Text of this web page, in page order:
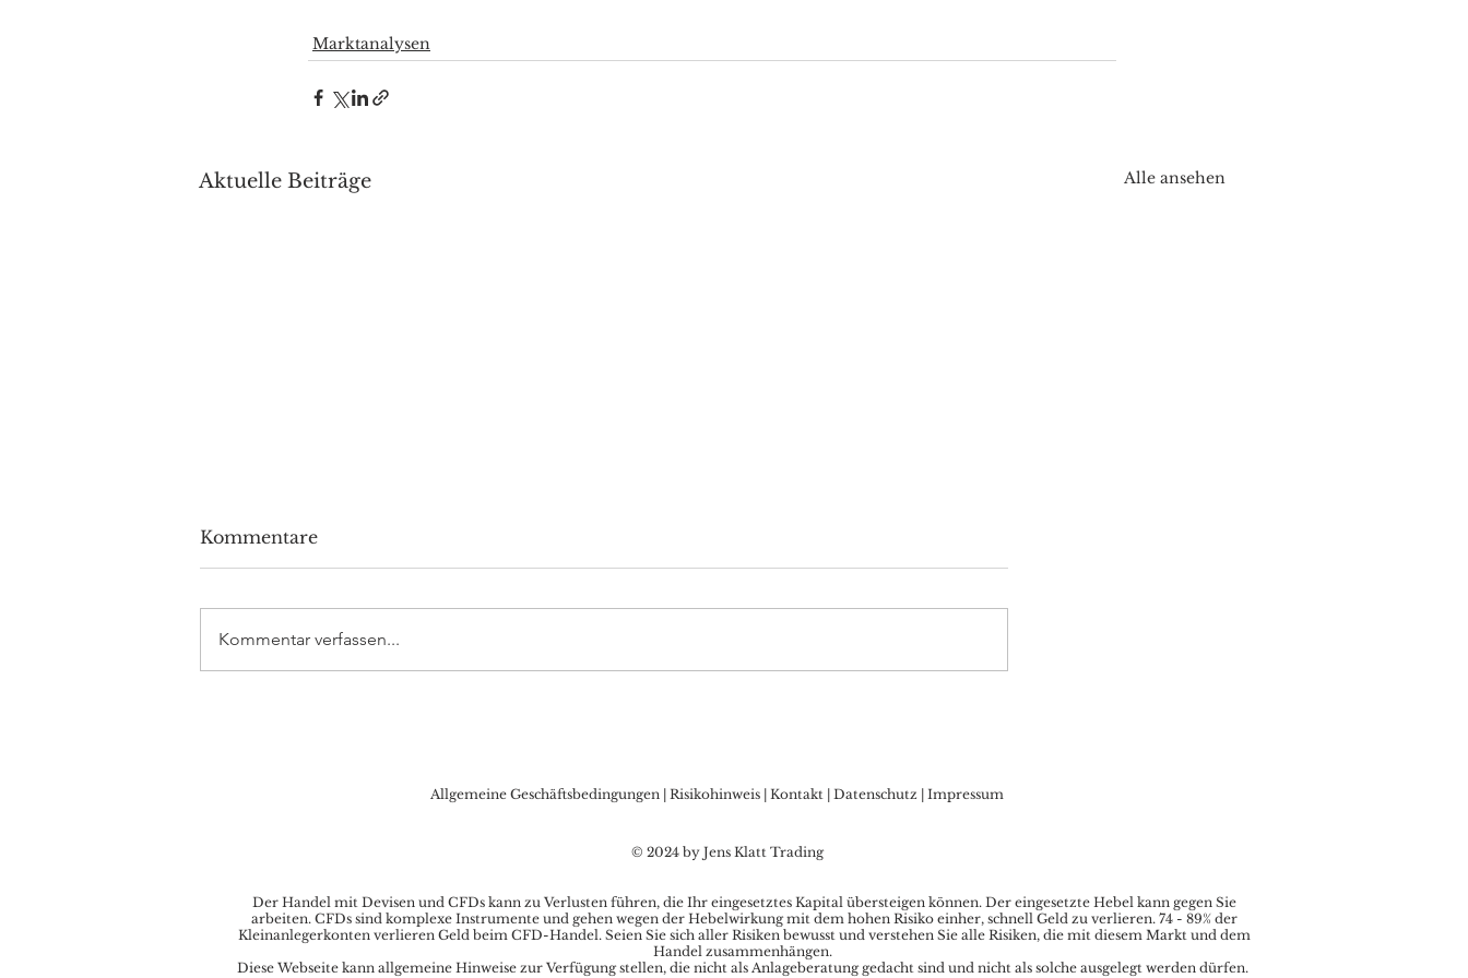
Marktanalysen
Aktuelle Beiträge Alle ansehen
Kommentare
Kommentar verfassen...
Allgemeine Geschäftsbedingungen | Risikohinweis | Kontakt | Datenschutz | Impressum
© 2024 by Jens Klatt Trading
Der Handel mit Devisen und CFDs kann zu Verlusten führen, die Ihr eingesetztes Kapital übersteigen können. Der eingesetzte Hebel kann gegen Sie
arbeiten. CFDs sind komplexe Instrumente und gehen wegen der Hebelwirkung mit dem hohen Risiko einher, schnell Geld zu verlieren. 74 - 89% der
Kleinanlegerkonten verlieren Geld beim CFD-Handel. Seien Sie sich aller Risiken bewusst und verstehen Sie alle Risiken, die mit diesem Markt und dem
Handel zusammenhängen.
Diese Webseite kann allgemeine Hinweise zur Verfügung stellen, die nicht als Anlageberatung gedacht sind und nicht als solche ausgelegt werden dürfen.